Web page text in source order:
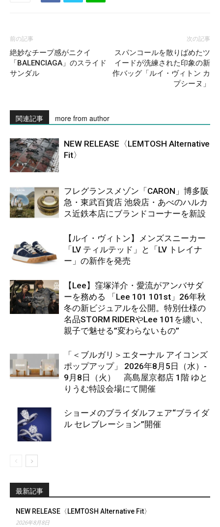
前の記事
絶妙なチープ感がニクイ
「BALENCIAGA」のスライド
サンダル
次の記事
スパンコールを散りばめたツ
イードが洗練された印象の新
作バッグ「ルイ・ヴィトン カ
プシーヌ」
関連記事 more from author
NEW RELEASE〈LEMTOSH Alternative
Fit〉
フレグランスメゾン「CARON」博多阪
急・東武百貨店 池袋店・あべのハルカ
ス近鉄本店にブランドコーナーを新設
【ルイ・ヴィトン】メンズスニーカー
「LV ティルテッド」と「LV トレイナ
ー」の新作を発売
【Lee】窪塚洋介・愛流がアンバサダ
ーを務める 「Lee 101 101st」26年秋
冬の新ビジュアルを公開。特別仕様の
名品STORM RIDERやLee 101を纏い、
親子で魅せる”変わらないもの”
「＜ブルガリ＞エターナル アイコンズ
ポップアップ」 2026年8月5日（水）-
9月8日（火） 高島屋京都店 1階 ゆと
りうむ特設会場にて開催
ショーメのブライダルフェア“ブライダ
ル セレブレーション”開催
最新記事
NEW RELEASE〈LEMTOSH Alternative Fit〉
2026年8月8日